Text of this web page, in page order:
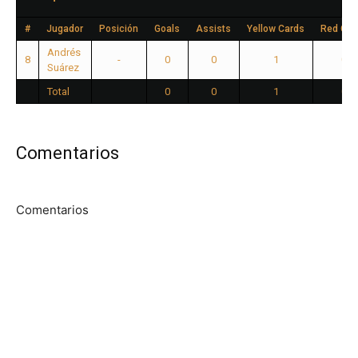
# Jugador Posición Goals Assists Yellow Cards Red
8
Andrés
Suárez
- 0 0 1 0
Total 0 0 1 0
Comentarios
Comentarios